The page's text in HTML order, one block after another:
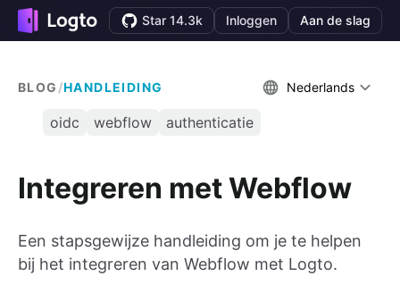
Star 14.3k Inloggen Aan de slag
BLOG /HANDLEIDING Nederlands
oidc webflow authenticatie
Integreren met Webflow
Een stapsgewijze handleiding om je te helpen
bij het integreren van Webflow met Logto.